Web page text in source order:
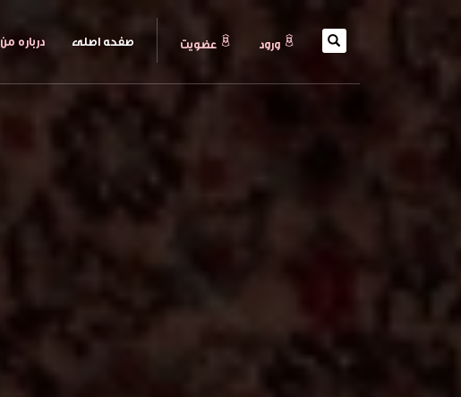
ورود عضويت صفحه اصلی درباره من